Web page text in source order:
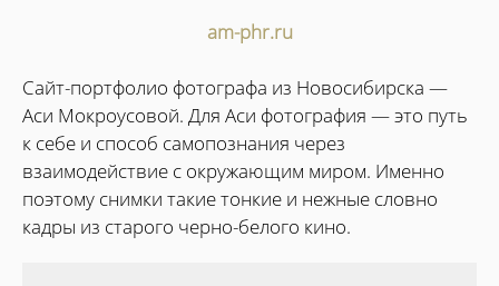
am-phr.ru
Сайт-портфолио фотографа из Новосибирска —
Аси Мокроусовой. Для Аси фотография — это путь
к себе и способ самопознания через
взаимодействие с окружающим миром. Именно
поэтому снимки такие тонкие и нежные словно
кадры из старого черно-белого кино.